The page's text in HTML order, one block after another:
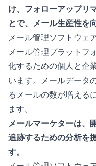
け、フォローアップリ
とで、メール生産性を
メール管理ソフトウェ
メール管理プラットフ
化するための個人と企
います。メールデータ
るメールの数が増える
ます。
メールマーケターは、
追跡するための分析を
す。